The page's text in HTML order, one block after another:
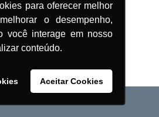
para oferecer melhor
o desempenho,
você interage em nosso
conteúdo.
Aceitar Cookies